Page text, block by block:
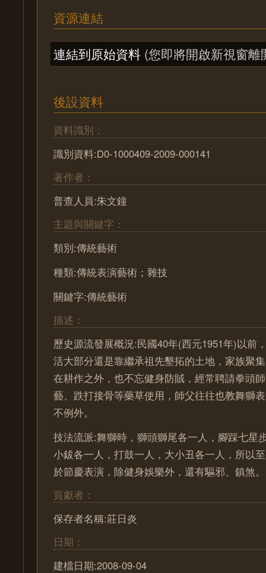
資源連結
連結到原始資料 (您即將開啟新視窗離
後設資料
資料識別：
識別資料:D0-1000409-2009-000141
著作者：
普查人員:朱文鐘
主題與關鍵字：
類別:傳統藝術
種類:傳統表演藝術；雜技
關鍵字:傳統藝術
描述：
歷史源流發展概況:民國40年(西元1951年)以前
活大部分還是靠繼承祖先墾拓的土地，家族聚
在耕作之外，也不忘健身防賊，經常聘請拳頭
藝、跌打接骨等藥草使用，師父往往也教舞獅
不例外。
技法流派:舞獅時，獅頭獅尾各一人，腳踩七星
小鈸各一人，打鼓一人，大小丑各一人，所以
於節慶表演，除健身娛樂外，還有驅邪、鎮煞。
貢獻者：
保存者名稱:莊日炎
日期：
建檔日期:2008-09-04